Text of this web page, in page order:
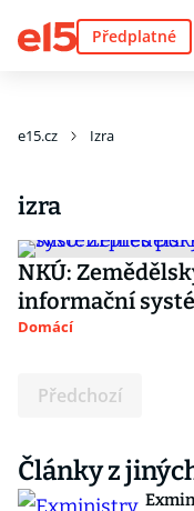
Předplatné
e15.cz Izra
izra
NKÚ:
informační
Domácí
Předchozí
Články z